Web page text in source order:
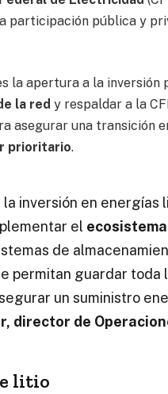
participación pública y
la apertura a la inversión
la red y respaldar a la
asegurar una transición
prioritario.
inversión en
el
de
permitan guardar toda
un suministro
director de
litio